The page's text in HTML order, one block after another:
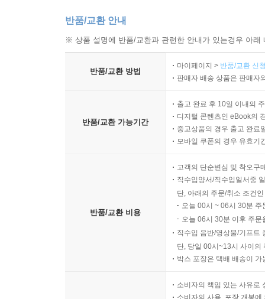
반품/교환 안내
※ 상품 설명에 반품/교환과 관련한 안내가 있는경우 아
반품/교환 방법
마이페이지 > 반품/교환 신
판매자 배송 상품은 판매자
반품/교환 가능기간
출고 완료 후 10일 이내의
디지털 콘텐츠인 eBook의
중고상품의 경우 출고 완료
모바일 쿠폰의 경우 유효기
반품/교환 비용
고객의 단순변심 및 착오구
직수입양서/직수입일서중
단, 아래의 주문/취소 조건
오늘 00시 ~ 06시 30분
오늘 06시 30분 이후 주
직수입 음반/영상물/기프트
단, 당일 00시~13시 사이의
박스 포장은 택배 배송이
소비자의 책임 있는 사유로
소비자의 사용, 포장 개봉